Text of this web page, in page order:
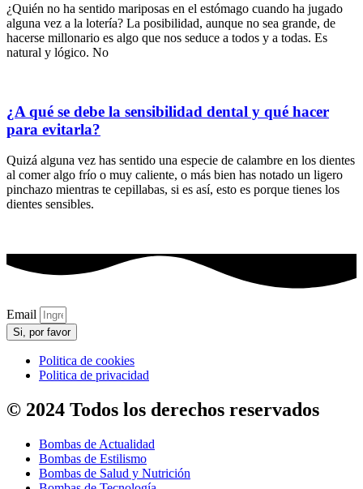
¿Quién no ha sentido mariposas en el estómago cuando ha jugado
alguna vez a la lotería? La posibilidad, aunque no sea grande, de
hacerse millonario es algo que nos seduce a todos y a todas. Es
natural y lógico. No
¿A qué se debe la sensibilidad dental y qué hacer
para evitarla?
Quizá alguna vez has sentido una especie de calambre en los dientes
al comer algo frío o muy caliente, o más bien has notado un ligero
pinchazo mientras te cepillabas, si es así, esto es porque tienes los
dientes sensibles.
Email
Si, por favor
Politica de cookies
Politica de privacidad
© 2024 Todos los derechos reservados
Bombas de Actualidad
Bombas de Estilismo
Bombas de Salud y Nutrición